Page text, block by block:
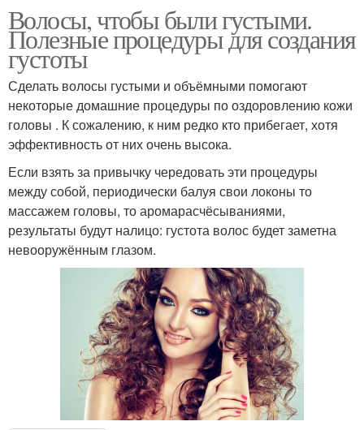
Волосы, чтобы были густыми.
Полезные процедуры для создания
густоты
Сделать волосы густыми и объёмными помогают
некоторые домашние процедуры по оздоровлению кожи
головы . К сожалению, к ним редко кто прибегает, хотя
эффективность от них очень высока.
Если взять за привычку чередовать эти процедуры
между собой, периодически балуя свои локоны то
массажем головы, то аромарасчёсываниями,
результаты будут налицо: густота волос будет заметна
невооружённым глазом.